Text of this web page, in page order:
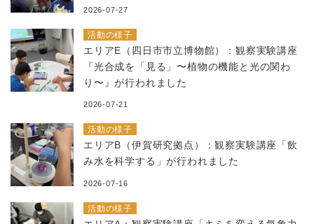
2026-07-27
活動の様子
エリアE（四日市市立博物館）：観察実験講座
『光合成を「見る」〜植物の機能と光の関わ
り〜』が行われました
2026-07-21
活動の様子
エリアB（伊賀研究拠点）：観察実験講座「飲
み水を科学する」が行われました
2026-07-16
活動の様子